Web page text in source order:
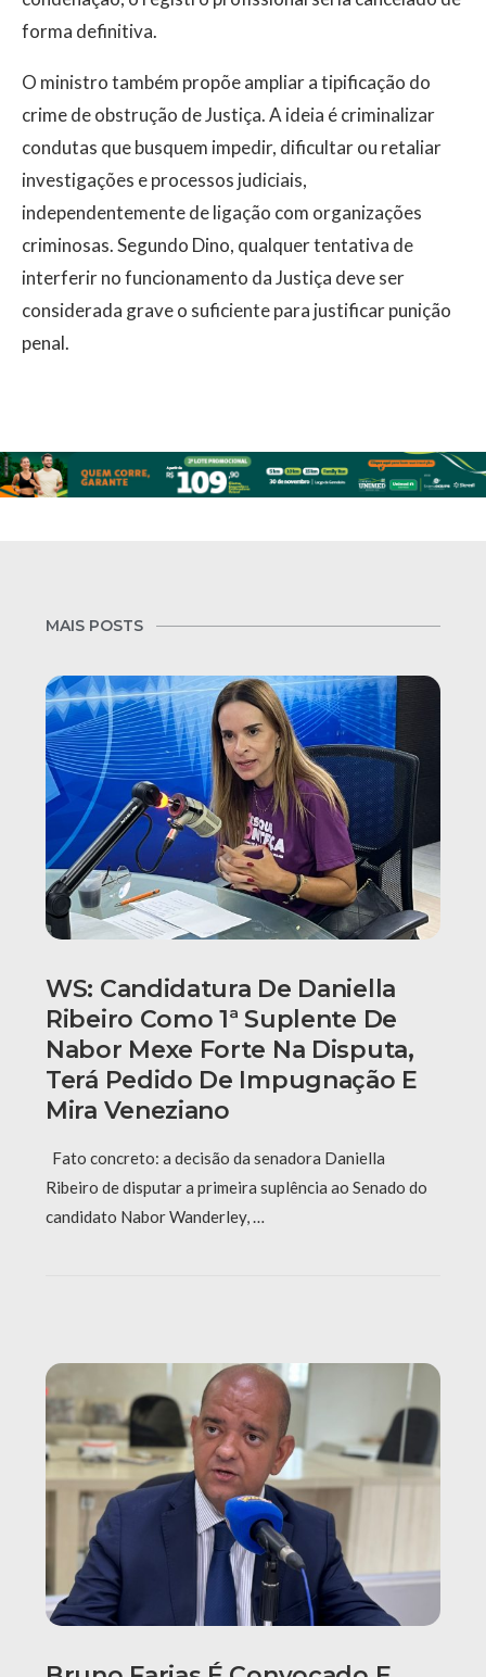
forma definitiva.
O ministro também propõe ampliar a tipificação do
crime de obstrução de Justiça. A ideia é criminalizar
condutas que busquem impedir, dificultar ou retaliar
investigações e processos judiciais,
independentemente de ligação com organizações
criminosas. Segundo Dino, qualquer tentativa de
interferir no funcionamento da Justiça deve ser
considerada grave o suficiente para justificar punição
penal.
MAIS POSTS
WS: Candidatura De Daniella
Ribeiro Como 1ª Suplente De
Nabor Mexe Forte Na Disputa,
Terá Pedido De Impugnação E
Mira Veneziano
Fato concreto: a decisão da senadora Daniella
Ribeiro de disputar a primeira suplência ao Senado do
candidato Nabor Wanderley, …